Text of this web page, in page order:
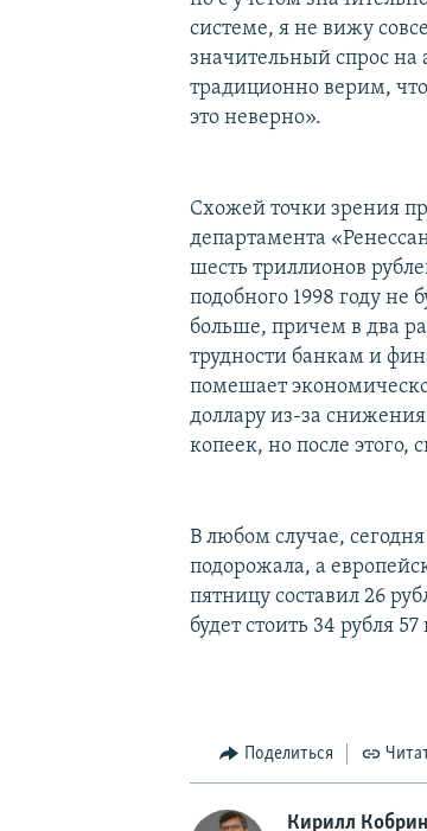
системе, я не вижу
значительный спрос
традиционно верим,
это неверно».
Схожей точки зрения
департамента
шесть триллионов
подобного 1998 году не
больше, причем в два
трудности банкам и
помешает
доллару из-за
копеек, но после этого,
В любом случае,
подорожала, а
пятницу составил 26
будет стоить 34 рубля
Поделиться
Кирилл Кобрин